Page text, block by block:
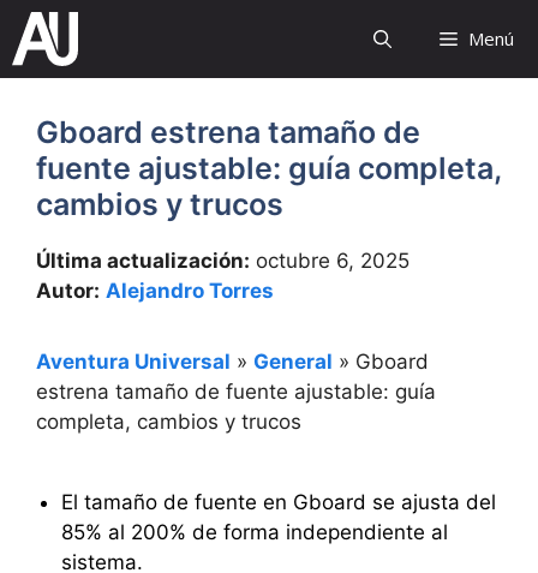
Saltar
contenido
Menú
Gboard estrena tamaño de
fuente ajustable: guía completa,
cambios y trucos
Última actualización: octubre 6, 2025
Autor: Alejandro Torres
Aventura Universal » General » Gboard
estrena tamaño de fuente ajustable: guía
completa, cambios y trucos
El tamaño de fuente en Gboard se ajusta del
85% al 200% de forma independiente al
sistema.